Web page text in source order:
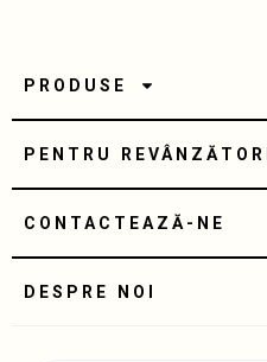
PRODUSE
PENTRU REVÂNZĂTORI
CONTACTEAZĂ-NE
DESPRE NOI